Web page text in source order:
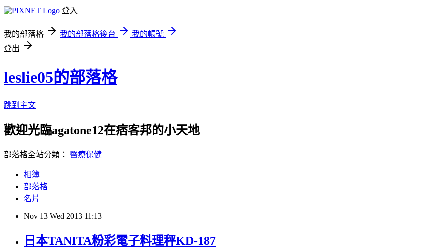
登入
我的部落格 我的部落格後台
我的帳號
登出
leslie05的部落格
跳到主文
歡迎光臨agatone12在痞客邦的小天地
部落格全站分類： 醫療保健
相簿
部落格
名片
Nov 13 Wed 2013 11:13
日本TANITA粉彩電子料理秤KD-187